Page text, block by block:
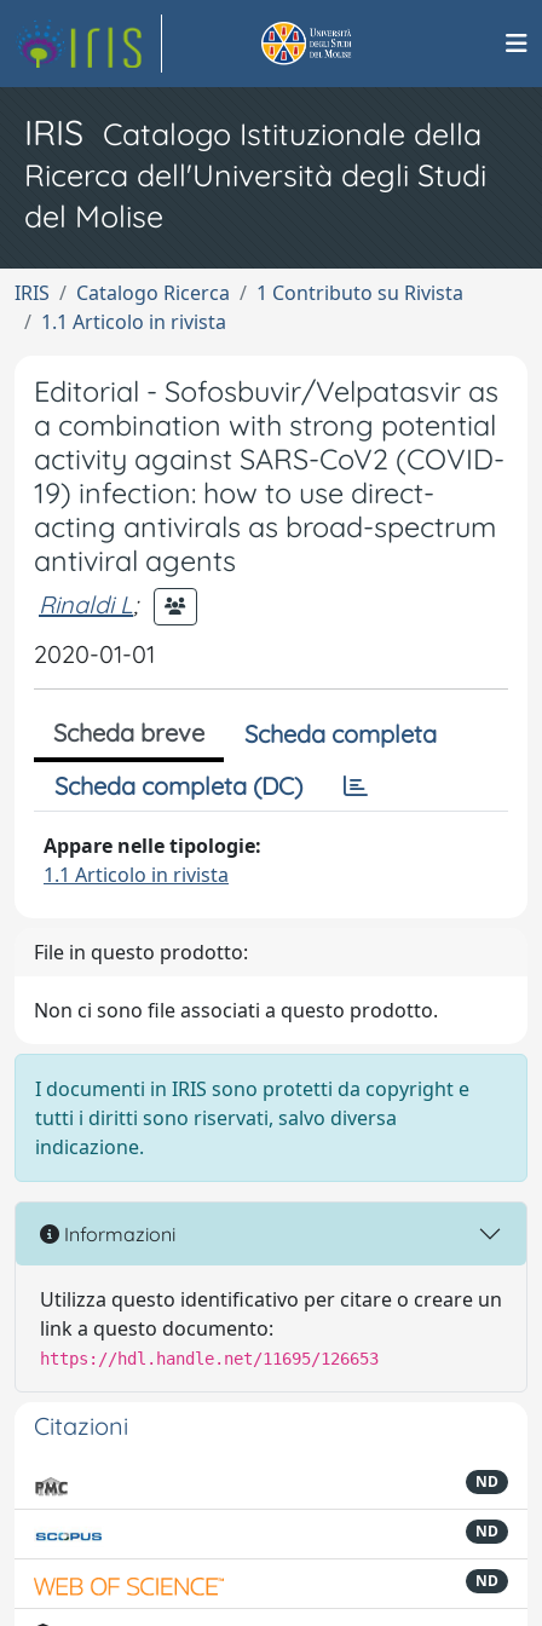
IRIS Catalogo Istituzionale della
Ricerca dell'Università degli Studi
del Molise
IRIS Catalogo Ricerca
1 Contributo su Rivista
1.1 Articolo in rivista
Editorial - Sofosbuvir/Velpatasvir as
a combination with strong potential
activity against SARS-CoV2 (COVID-
19) infection: how to use direct-
acting antivirals as broad-spectrum
antiviral agents
Rinaldi L;
2020-01-01
Scheda breve
Scheda completa
Scheda completa (DC)
Appare nelle tipologie:
1.1 Articolo in rivista
File in questo prodotto:
Non ci sono file associati a questo prodotto.
I documenti in IRIS sono protetti da copyright e
tutti i diritti sono riservati, salvo diversa
indicazione.
Informazioni
Utilizza questo identificativo per citare o creare un
link a questo documento:
https://hdl.handle.net/11695/126653
Citazioni
ND
ND
ND